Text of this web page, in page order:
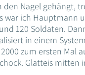
Nagel gehängt,
war ich Hauptmann
120 Soldaten.
in einem
zum ersten Mal
Glatteis mitten